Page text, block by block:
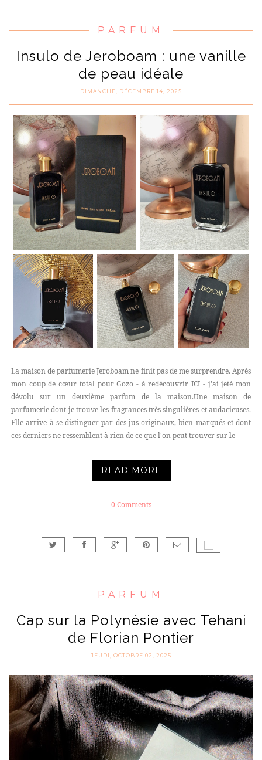
PARFUM
Insulo de Jeroboam : une vanille
de peau idéale
DIMANCHE, DÉCEMBRE 14, 2025
La maison de parfumerie Jeroboam ne finit pas de me surprendre. Après
mon coup de cœur total pour Gozo - à redécouvrir ICI - j'ai jeté mon
dévolu sur un deuxième parfum de la maison.Une maison de
parfumerie dont je trouve les fragrances très singulières et audacieuses.
Elle arrive à se distinguer par des jus originaux, bien marqués et dont
ces derniers ne ressemblent à rien de ce que l'on peut trouver sur le
READ MORE
0 Comments
PARFUM
Cap sur la Polynésie avec Tehani
de Florian Pontier
JEUDI, OCTOBRE 02, 2025